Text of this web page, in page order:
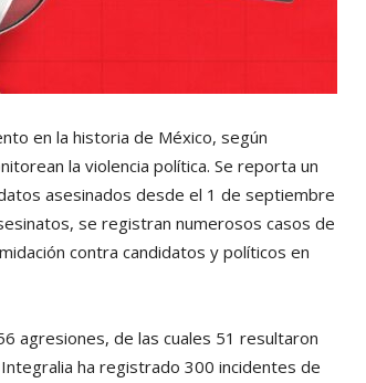
en la historia de México, según
la violencia política. Se reporta un
asesinados desde el 1 de septiembre
se registran numerosos casos de
contra candidatos y políticos en
agresiones, de las cuales 51 resultaron
ha registrado 300 incidentes de